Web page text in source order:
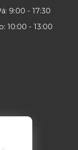
9:00 - 17:30
- 13:00